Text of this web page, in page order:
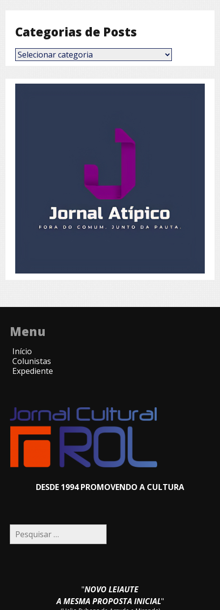
Categorias de Posts
Categorias
de
Menu
Início
Colunistas
Expediente
DESDE 1994 PROMOVENDO A CULTURA
Pesquisar
por:
"NOVO LEIAUTE
A MESMA PROPOSTA INICIAL"